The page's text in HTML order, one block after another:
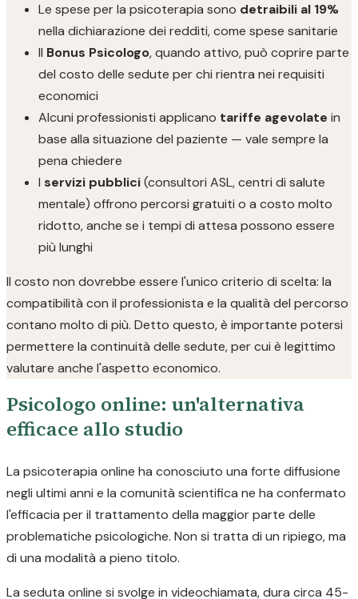
Le spese per la psicoterapia sono detraibili al 19%
nella dichiarazione dei redditi, come spese sanitarie
Il Bonus Psicologo, quando attivo, può coprire parte
del costo delle sedute per chi rientra nei requisiti
economici
Alcuni professionisti applicano tariffe agevolate in
base alla situazione del paziente — vale sempre la
pena chiedere
I servizi pubblici(consultori ASL, centri di salute
mentale) offrono percorsi gratuiti o a costo molto
ridotto, anche se i tempi di attesa possono essere
più lunghi
Il costo non dovrebbe essere l'unico criterio di scelta: la
compatibilità con il professionista e la qualità del percorso
contano molto di più. Detto questo, è importante potersi
permettere la continuità delle sedute, per cui è legittimo
valutare anche l'aspetto economico.
Psicologo online: un'alternativa
efficace allo studio
La psicoterapia online ha conosciuto una forte diffusione
negli ultimi anni e la comunità scientifica ne ha confermato
l'efficacia per il trattamento della maggior parte delle
problematiche psicologiche. Non si tratta di un ripiego, ma
di una modalità a pieno titolo.
La seduta online si svolge in videochiamata, dura circa 45-